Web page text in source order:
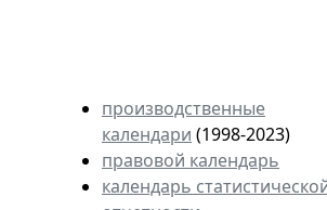
производственные
календари (1998-2023)
правовой календарь
календарь